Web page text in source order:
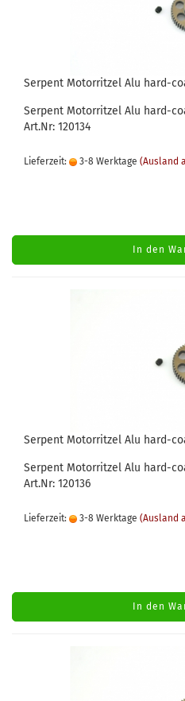
Serpent Motorritzel Alu hard-
Serpent Motorritzel Alu hard-
Art.Nr: 120134
Lieferzeit: 3-8 Werktage (Ausland
In den
Serpent Motorritzel Alu hard-
Serpent Motorritzel Alu hard-
Art.Nr: 120136
Lieferzeit: 3-8 Werktage (Ausland
In den